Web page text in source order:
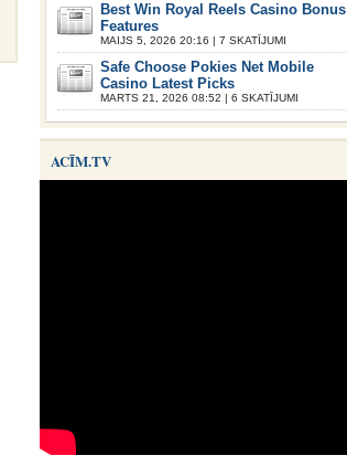
Best Win Royal Reels Casino Bonus
Features
MAIJS 5, 2026 20:16 | 7 SKATĪJUMI
Safe Choose Pokies Net Mobile
Casino Latest Picks
MARTS 21, 2026 08:52 | 6 SKATĪJUMI
ACĪM.TV